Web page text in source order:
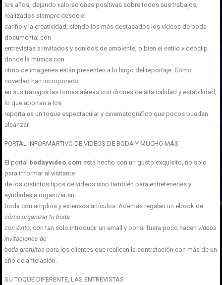
los años, dejando valoraciones positivas sobre todos sus trabajos,
realizados siempre desde el
cariño y la creatividad, siendo los más destacados los videos de boda
documental con
entrevistas a invitados y sonidos de ambiente, o bien el estilo videoclip
donde la música con
ritmo de imágenes están presenten a lo largo del reportaje. Como
novedad han incorporado
en sus trabajos las tomas aéreas con drones de alta calidad y estabilidad,
lo que aportan a los
reportajes un toque espectacular y cinematográfico que pocos pueden
alcanzar.
PORTAL INFORMARTIVO DE VIDEOS DE BODA Y MUCHO MÁS
El portal bodayvideo.com está hecho con un gusto exquisito, no solo
para informar al visitante
de los distintos tipos de vídeos sino también para entretenerles y
ayudarles a organizar su
boda con amplios y extensos artículos. Además regalan un ebook de
cómo organizar tu boda
con éxito , con tan solo introducir un email y por si fuera poco hacenvídeos
invitaciones de
boda gratuitas para los clientes que realicen la contratación con más de un
año de antelación.
SU TOQUE DIFERENTE, LAS ENTREVISTAS